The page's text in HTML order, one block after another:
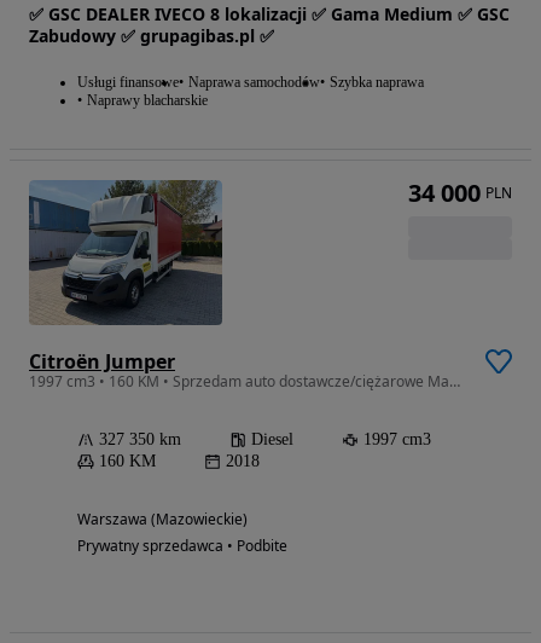
✅ GSC DEALER IVECO 8 lokalizacji ✅ Gama Medium ✅ GSC
Zabudowy ✅ grupagibas.pl ✅
Usługi finansowe Naprawa samochodów Szybka naprawa
Naprawy blacharskie
Citroën Jumper
1997 cm3 • 160 KM • Sprzedam auto dostawcze/ciężarowe Max firanka bez wkładu do 3,5T
327 350 km Diesel
1997 cm3
160 KM
2018
Warszawa (Mazowieckie)
Prywatny sprzedawca • Podbite
34 000 PLN